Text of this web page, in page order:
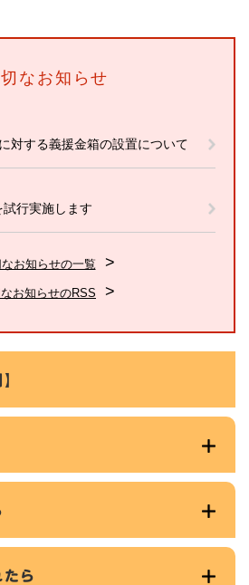
なお知らせ
対する義援金箱の設置について
行実施します
お知らせの一覧
お知らせのRSS
ら